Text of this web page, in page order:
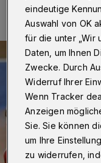
eindeutige
Auswahl von OK
für die unter „Wir
Daten, um Ihnen
Zwecke. Durch
Widerruf Ihrer
Wenn Tracker
Anzeigen
Sie. Sie können
um Ihre
zu widerrufen,